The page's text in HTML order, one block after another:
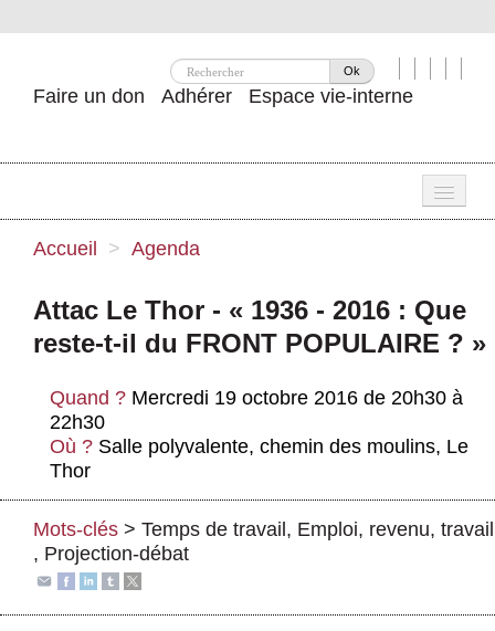
Ok
Faire un don Adhérer Espace vie-interne
Nos idées
Publications
Agenda
Actus et médias
Boutique
Accueil > Agenda
Attac Le Thor - « 1936 - 2016 : Que
reste-t-il du FRONT POPULAIRE ? »
Quand ? Mercredi 19 octobre 2016 de 20h30 à
22h30
Où ? Salle polyvalente, chemin des moulins, Le
Thor
Mots-clés > Temps de travail, Emploi, revenu, travail
, Projection-débat